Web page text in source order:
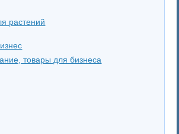
растений
товары для бизнеса